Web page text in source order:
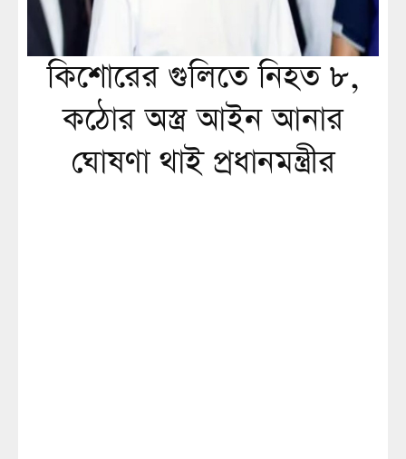
কিশোরের গুলিতে নিহত ৮,
কঠোর অস্ত্র আইন আনার
ঘোষণা থাই প্রধানমন্ত্রীর